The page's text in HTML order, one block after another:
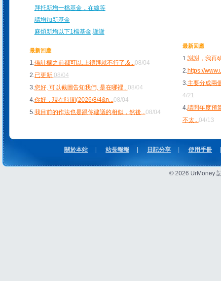
拜托新增一檔基金，在線等
請增加新基金
麻煩新增以下1檔基金,謝謝
最新回應
1.備註欄之前都可以.上禮拜就不行了.&...08/04
2.已更新 08/04
3.您好, 可以截圖告知我們, 是在哪裡...08/04
4.你好，現在時間(2026/8/4&n...08/04
5.我目前的作法也是跟你建議的相似，然後...08/04
最新回應
1.謝謝，我再
2.https://
3.主要分成兩
4/21
4.請問年度預
不太...04/13
關於本站 站長報報 日記分享 使用手冊
© 2026 UrMoney